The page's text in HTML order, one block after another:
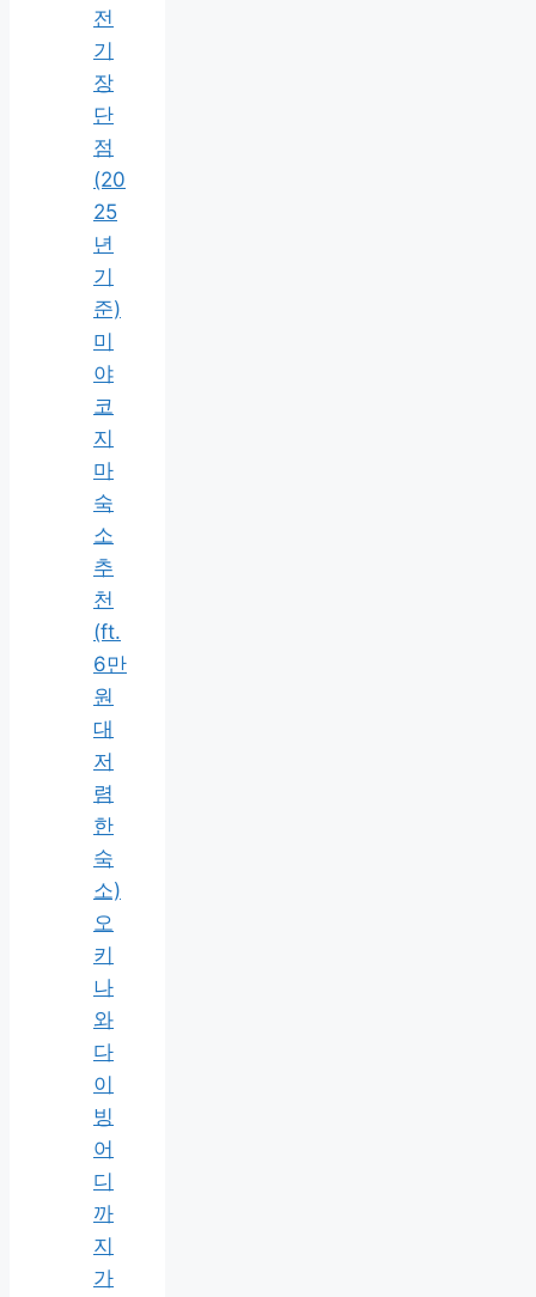
전
기
장
단
점
(20
25
년
기
준)
미
야
코
지
마
숙
소
추
천
(ft.
6만
원
대
저
렴
한
숙
소)
오
키
나
와
다
이
빙
어
디
까
지
가